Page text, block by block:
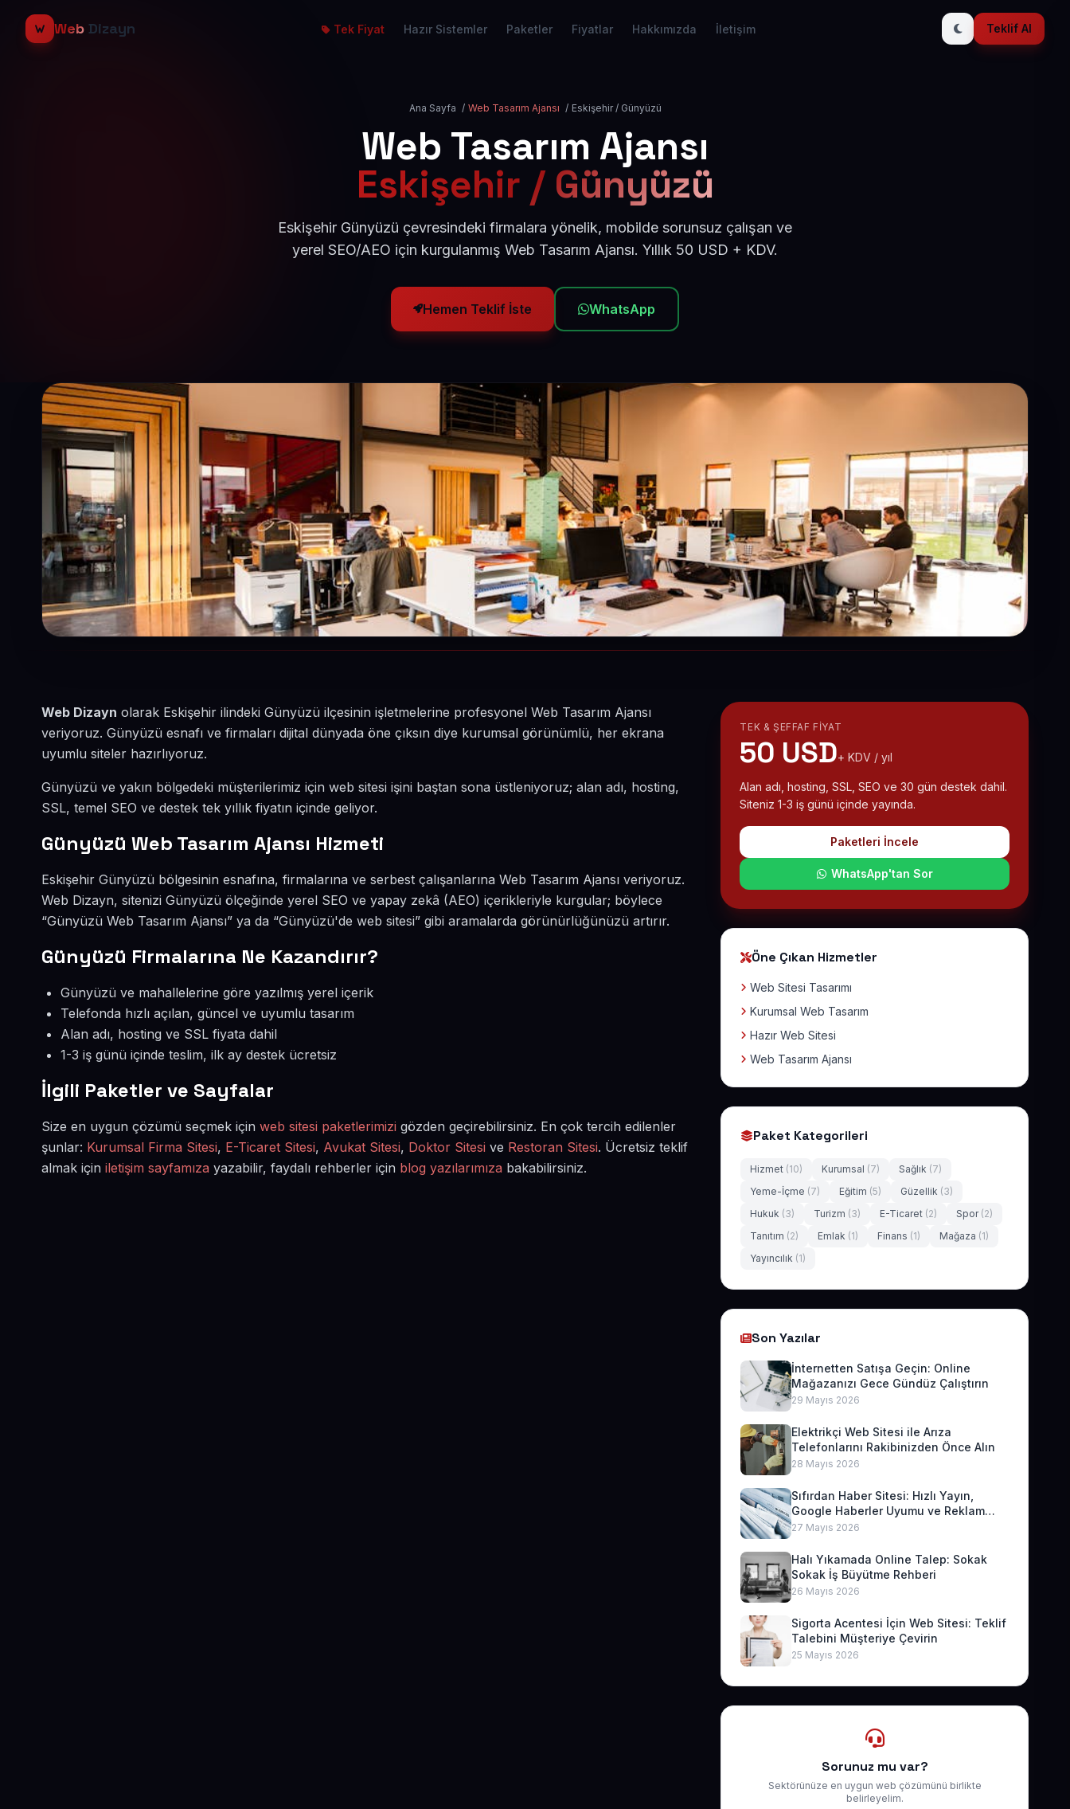
Web Dizayn Tek Fiyat Hazır Sistemler Paketler Fiyatlar Hakkımızda İletişim Teklif Al
Ana Sayfa / Web Tasarım Ajansı / Eskişehir / Günyüzü
Web Tasarım Ajansı
Eskişehir / Günyüzü
Eskişehir Günyüzü çevresindeki firmalara yönelik, mobilde sorunsuz çalışan ve
yerel SEO/AEO için kurgulanmış Web Tasarım Ajansı. Yıllık 50 USD + KDV.
Hemen Teklif İste WhatsApp
Web Dizayn olarak Eskişehir ilindeki Günyüzü ilçesinin işletmelerine profesyonel Web Tasarım Ajansı
veriyoruz. Günyüzü esnafı ve firmaları dijital dünyada öne çıksın diye kurumsal görünümlü, her ekrana
uyumlu siteler hazırlıyoruz.
Günyüzü ve yakın bölgedeki müşterilerimiz için web sitesi işini baştan sona üstleniyoruz; alan adı, hosting,
SSL, temel SEO ve destek tek yıllık fiyatın içinde geliyor.
Günyüzü Web Tasarım Ajansı Hizmeti
Eskişehir Günyüzü bölgesinin esnafına, firmalarına ve serbest çalışanlarına Web Tasarım Ajansı veriyoruz.
Web Dizayn, sitenizi Günyüzü ölçeğinde yerel SEO ve yapay zekâ (AEO) içerikleriyle kurgular; böylece
“Günyüzü Web Tasarım Ajansı” ya da “Günyüzü'de web sitesi” gibi aramalarda görünürlüğünüzü artırır.
Günyüzü Firmalarına Ne Kazandırır?
Günyüzü ve mahallelerine göre yazılmış yerel içerik
Telefonda hızlı açılan, güncel ve uyumlu tasarım
Alan adı, hosting ve SSL fiyata dahil
1-3 iş günü içinde teslim, ilk ay destek ücretsiz
İlgili Paketler ve Sayfalar
Size en uygun çözümü seçmek için web sitesi paketlerimizi gözden geçirebilirsiniz. En çok tercih edilenler
şunlar: Kurumsal Firma Sitesi, E-Ticaret Sitesi, Avukat Sitesi, Doktor Sitesi ve Restoran Sitesi. Ücretsiz teklif
almak için iletişim sayfamıza yazabilir, faydalı rehberler için blog yazılarımıza bakabilirsiniz.
TEK & ŞEFFAF FIYAT
50 USD+ KDV / yıl
Alan adı, hosting, SSL, SEO ve 30 gün destek dahil.
Siteniz 1-3 iş günü içinde yayında.
Paketleri İncele
WhatsApp'tan Sor
Öne Çıkan Hizmetler
Web Sitesi Tasarımı
Kurumsal Web Tasarım
Hazır Web Sitesi
Web Tasarım Ajansı
Paket Kategorileri
Hizmet (10) Kurumsal (7) Sağlık (7)
Yeme-İçme (7) Eğitim (5) Güzellik (3)
Hukuk (3) Turizm (3) E-Ticaret (2) Spor (2)
Tanıtım (2) Emlak (1) Finans (1) Mağaza (1)
Yayıncılık (1)
Son Yazılar
İnternetten Satışa Geçin: Online
Mağazanızı Gece Gündüz Çalıştırın
29 Mayıs 2026
Elektrikçi Web Sitesi ile Arıza
Telefonlarını Rakibinizden Önce Alın
28 Mayıs 2026
Sıfırdan Haber Sitesi: Hızlı Yayın,
Google Haberler Uyumu ve Reklam
Geliri
27 Mayıs 2026
Halı Yıkamada Online Talep: Sokak
Sokak İş Büyütme Rehberi
26 Mayıs 2026
Sigorta Acentesi İçin Web Sitesi: Teklif
Talebini Müşteriye Çevirin
25 Mayıs 2026
Sorunuz mu var?
Sektörünüze en uygun web çözümünü birlikte
belirleyelim.